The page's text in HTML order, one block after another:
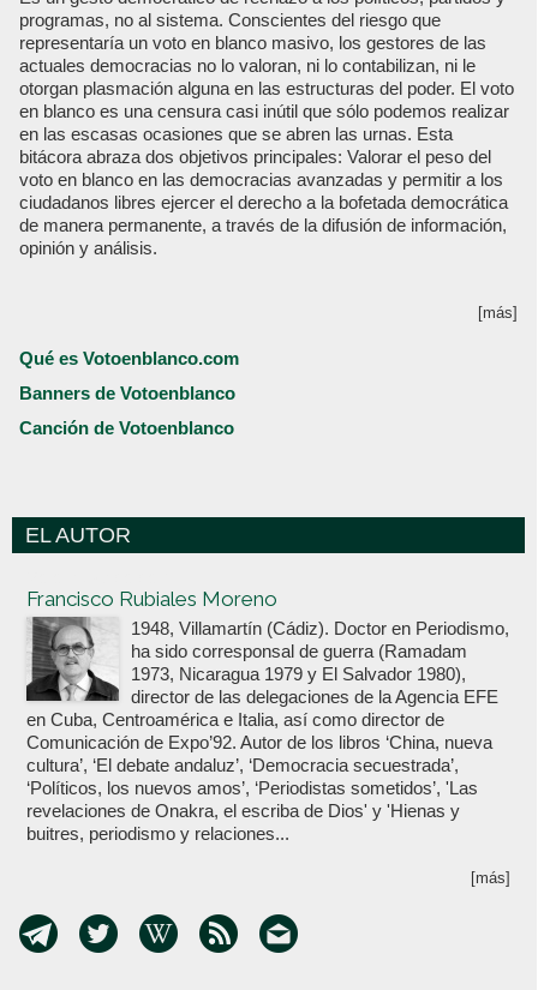
programas, no al sistema. Conscientes del riesgo que
representaría un voto en blanco masivo, los gestores de las
actuales democracias no lo valoran, ni lo contabilizan, ni le
otorgan plasmación alguna en las estructuras del poder. El voto
en blanco es una censura casi inútil que sólo podemos realizar
en las escasas ocasiones que se abren las urnas. Esta
bitácora abraza dos objetivos principales: Valorar el peso del
voto en blanco en las democracias avanzadas y permitir a los
ciudadanos libres ejercer el derecho a la bofetada democrática
de manera permanente, a través de la difusión de información,
opinión y análisis.
[más]
Qué es Votoenblanco.com
Banners de Votoenblanco
Canción de Votoenblanco
EL AUTOR
Francisco Rubiales Moreno
1948, Villamartín (Cádiz). Doctor en Periodismo,
ha sido corresponsal de guerra (Ramadam
1973, Nicaragua 1979 y El Salvador 1980),
director de las delegaciones de la Agencia EFE
en Cuba, Centroamérica e Italia, así como director de
Comunicación de Expo’92. Autor de los libros ‘China, nueva
cultura’, ‘El debate andaluz’, ‘Democracia secuestrada’,
‘Políticos, los nuevos amos’, ‘Periodistas sometidos’, 'Las
revelaciones de Onakra, el escriba de Dios' y 'Hienas y
buitres, periodismo y relaciones...
[más]